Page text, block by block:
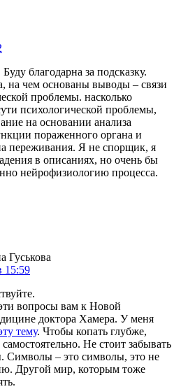
благодарна за подсказку.
на чем основаны выводы – связи
проблемы. насколько
психологической проблемы,
на основании анализа
пораженного органа и
переживания. Я не спорщик, я
в описаниях, но очень бы
нейрофизиологию процесса.
Гуськова
15:59
вопросы вам к Новой
доктора Хамера. У меня
тему. Чтобы копать глубже,
Не стоит забывать
Символы – это символы, это не
Другой мир, которым тоже